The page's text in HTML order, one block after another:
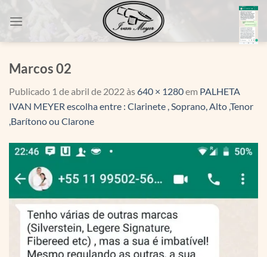
Marcos 02
Publicado 1 de abril de 2022às640 × 1280em PALHETA
IVAN MEYER escolha entre : Clarinete , Soprano, Alto ,Tenor
,Barítono ou Clarone